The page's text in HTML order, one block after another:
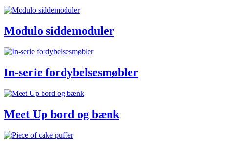
Modulo siddemoduler
In-serie fordybelsesmøbler
Meet Up bord og bænk